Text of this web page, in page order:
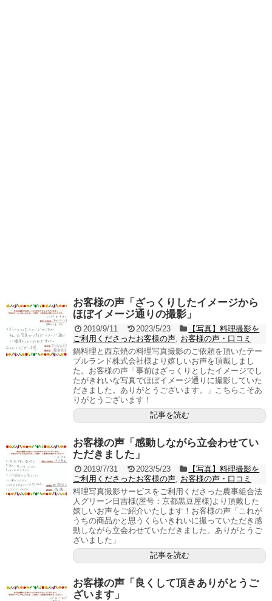
お客様の声「ざっくりしたイメージから
ほぼイメージ通りの撮影」
2019/9/11 2023/5/23
【写真】料理撮影を
ご利用くださったお客様の声 お客様の声・口コミ
鍋料理と西京焼の料理写真撮影のご依頼を頂いたテー
ブルランド株式会社様より嬉しいお声を頂戴しまし
た。お客様の声「事前はざっくりとしたイメージでし
たがきれいな写真でほぼイメージ通りに撮影していた
だきました。ありがとうございます。」こちらこそあ
りがとうございます！
記事を読む
お客様の声「感動しながら立会わせてい
ただきました」
2019/7/31 2023/5/23
【写真】料理撮影を
ご利用くださったお客様の声 お客様の声・口コミ
料理写真撮影サービスをご利用くださった農事組合法
人グリーン日吉様(屋号：京都黒豆屋様)より頂戴した
嬉しいお声をご紹介いたします！お客様の声「これが
うちの商品かと思うくらいきれいに撮っていただき感
動しながら立会わせていただきました。ありがとうご
ざいました」
記事を読む
お客様の声「良くして頂きありがとうご
ざいます」